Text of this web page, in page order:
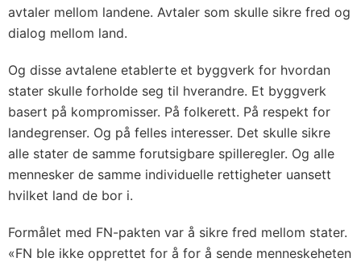
avtaler mellom landene. Avtaler som skulle sikre fred og
dialog mellom land.
Og disse avtalene etablerte et byggverk for hvordan
stater skulle forholde seg til hverandre. Et byggverk
basert på kompromisser. På folkerett. På respekt for
landegrenser. Og på felles interesser. Det skulle sikre
alle stater de samme forutsigbare spilleregler. Og alle
mennesker de samme individuelle rettigheter uansett
hvilket land de bor i.
Formålet med FN-pakten var å sikre fred mellom stater.
«FN ble ikke opprettet for å for å sende menneskeheten